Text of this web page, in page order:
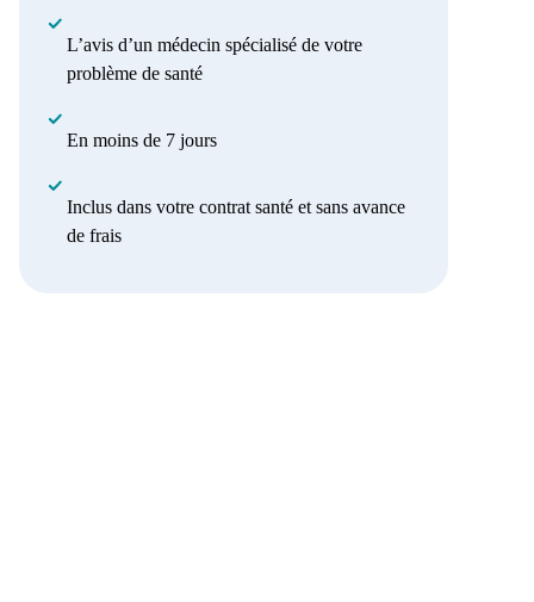
L’avis d’un médecin spécialisé de votre
problème de santé
En moins de 7 jours
Inclus dans votre contrat santé et sans avance
de frais